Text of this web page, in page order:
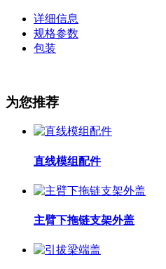
详细信息
规格参数
包装
为您推荐
直线模组配件
主臂下拖链支架外盖